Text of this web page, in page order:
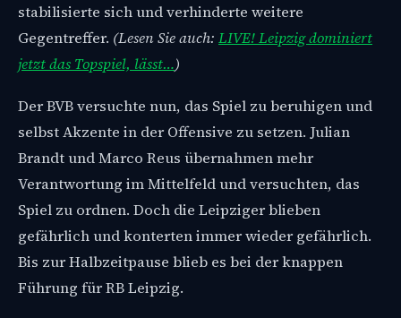
stabilisierte sich und verhinderte weitere
Gegentreffer. (Lesen Sie auch: LIVE! Leipzig dominiert
jetzt das Topspiel, lässt…)
Der BVB versuchte nun, das Spiel zu beruhigen und
selbst Akzente in der Offensive zu setzen. Julian
Brandt und Marco Reus übernahmen mehr
Verantwortung im Mittelfeld und versuchten, das
Spiel zu ordnen. Doch die Leipziger blieben
gefährlich und konterten immer wieder gefährlich.
Bis zur Halbzeitpause blieb es bei der knappen
Führung für RB Leipzig.